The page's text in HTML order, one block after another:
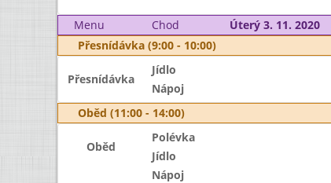
Menu Chod Úterý 3. 11. 2020
Přesnídávka (9:00 - 10:00)
Přesnídávka
Jídlo
Nápoj
Oběd (11:00 - 14:00)
Oběd
Polévka
Jídlo
Nápoj